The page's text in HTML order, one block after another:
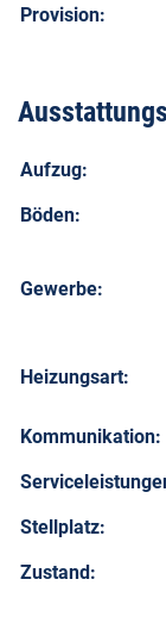
Provision:
Aufzug:
Böden:
Gewerbe:
Heizungsart:
Kommunikation:
Stellplatz:
Zustand: